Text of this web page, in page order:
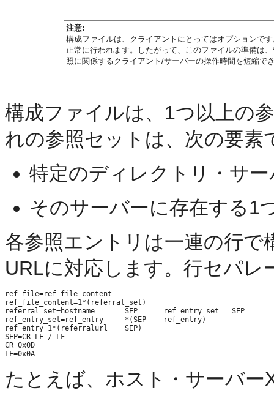
注意:
構成ファイルは、クライアントにとってはオプションで
正常に行われます。したがって、このファイルの準備は
照に関係するクライアント/サーバーの操作時間を短縮で
構成ファイルは、1つ以上の
れの参照セットは、次の要素
特定のディレクトリ・サ
そのサーバーに存在する1
各参照エントリは一連の行
URLに対応します。行セパ
ref_file=ref_file_content
ref_file_content=1*(referral_set)
referral_set=hostname       SEP      ref_entry_set   SEP
ref_entry_set=ref_entry     *(SEP    ref_entry)
ref_entry=1*(referralurl    SEP)
SEP=CR LF / LF
CR=0x0D
たとえば、ホスト・サーバ